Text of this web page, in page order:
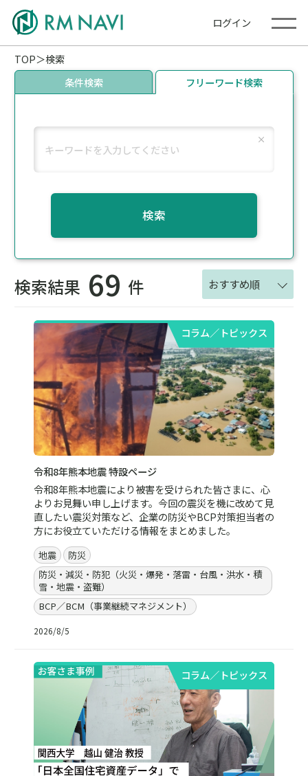
ログイン
TOP
検索
条件検索
フリーワード検索
検索
検索結果 69 件 おすすめ順
コラム／トピックス
令和8年熊本地震 特設ページ
令和8年熊本地震により被害を受けられた皆さまに、心
よりお見舞い申し上げます。今回の震災を機に改めて見
直したい震災対策など、企業の防災やBCP対策担当者の
方にお役立ていただける情報をまとめました。
地震
防災
防災・減災・防犯（火災・爆発・落雷・台風・洪水・積
雪・地震・盗難）
BCP／BCM（事業継続マネジメント）
2026/8/5
コラム／トピックス